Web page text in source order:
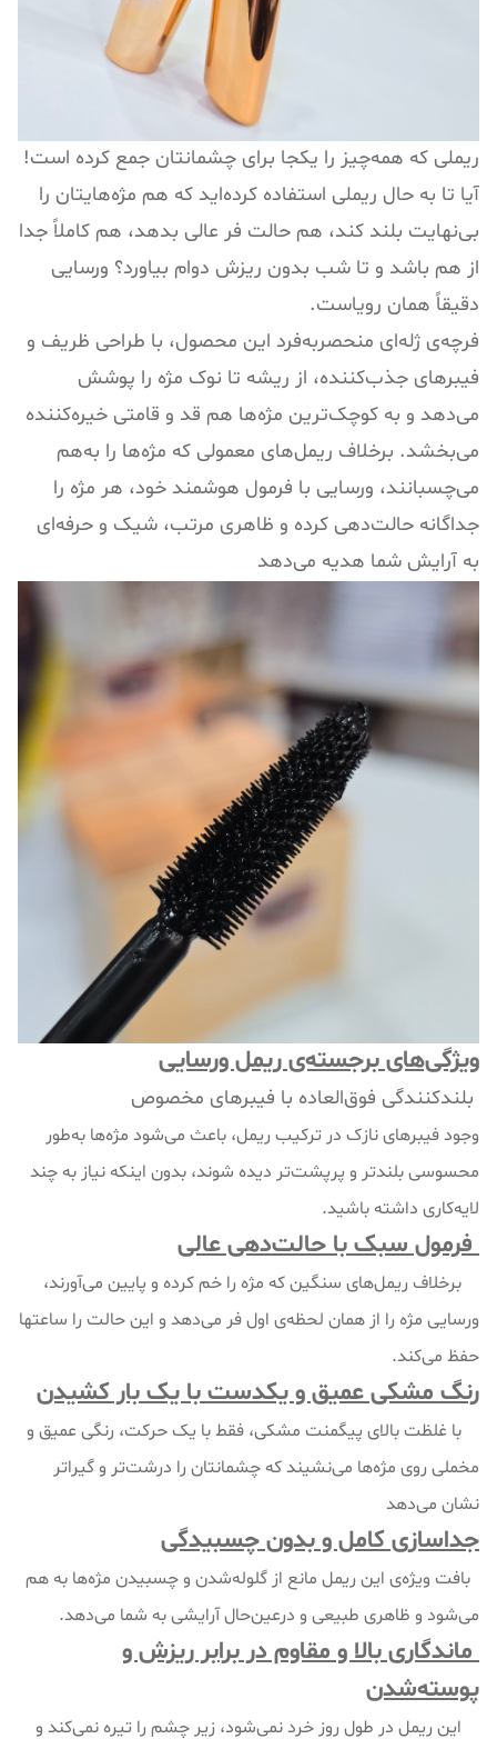
ریملی که همه‌چیز را یکجا برای چشمانتان جمع کرده است!
آیا تا به حال ریملی استفاده کرده‌اید که هم مژه‌هایتان را
بی‌نهایت بلند کند، هم حالت فر عالی بدهد، هم کاملاً جدا
از هم باشد و تا شب بدون ریزش دوام بیاورد؟ ورسایی
دقیقاً همان رویاست.
فرچه‌ی ژله‌ای منحصربه‌فرد این محصول، با طراحی ظریف و
فیبرهای جذب‌کننده، از ریشه تا نوک مژه را پوشش
می‌دهد و به کوچک‌ترین مژه‌ها هم قد و قامتی خیره‌کننده
می‌بخشد. برخلاف ریمل‌های معمولی که مژه‌ها را به‌هم
می‌چسبانند، ورسایی با فرمول هوشمند خود، هر مژه را
جداگانه حالت‌دهی کرده و ظاهری مرتب، شیک و حرفه‌ای
به آرایش شما هدیه می‌دهد
ویژگی‌های برجسته‌ی ریمل ورسایی
بلندکنندگی فوق‌العاده با فیبرهای مخصوص
وجود فیبرهای نازک در ترکیب ریمل، باعث می‌شود مژه‌ها به‌طور
محسوسی بلندتر و پرپشت‌تر دیده شوند، بدون اینکه نیاز به چند
لایه‌کاری داشته باشید.
فرمول سبک با حالت‌دهی عالی
برخلاف ریمل‌های سنگین که مژه را خم کرده و پایین می‌آورند،
ورسایی مژه را از همان لحظه‌ی اول فر می‌دهد و این حالت را ساعتها
حفظ می‌کند.
رنگ مشکی عمیق و یکدست با یک بار کشیدن
با غلظت بالای پیگمنت مشکی، فقط با یک حرکت، رنگی عمیق و
مخملی روی مژه‌ها می‌نشیند که چشمانتان را درشت‌تر و گیراتر
نشان می‌دهد
جداسازی کامل و بدون چسبیدگی
بافت ویژه‌ی این ریمل مانع از گلوله‌شدن و چسبیدن مژه‌ها به هم
می‌شود و ظاهری طبیعی و درعین‌حال آرایشی به شما می‌دهد.
ماندگاری بالا و مقاوم در برابر ریزش و
پوسته‌شدن
این ریمل در طول روز خرد نمی‌شود، زیر چشم را تیره نمی‌کند و